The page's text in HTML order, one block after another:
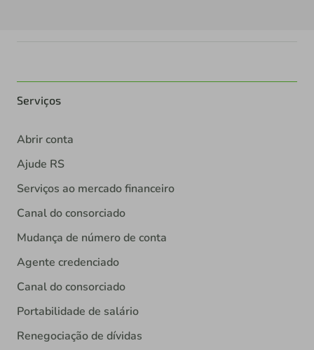
Serviços
Abrir conta
Ajude RS
Serviços ao mercado financeiro
Canal do consorciado
Mudança de número de conta
Agente credenciado
Canal do consorciado
Portabilidade de salário
Renegociação de dívidas